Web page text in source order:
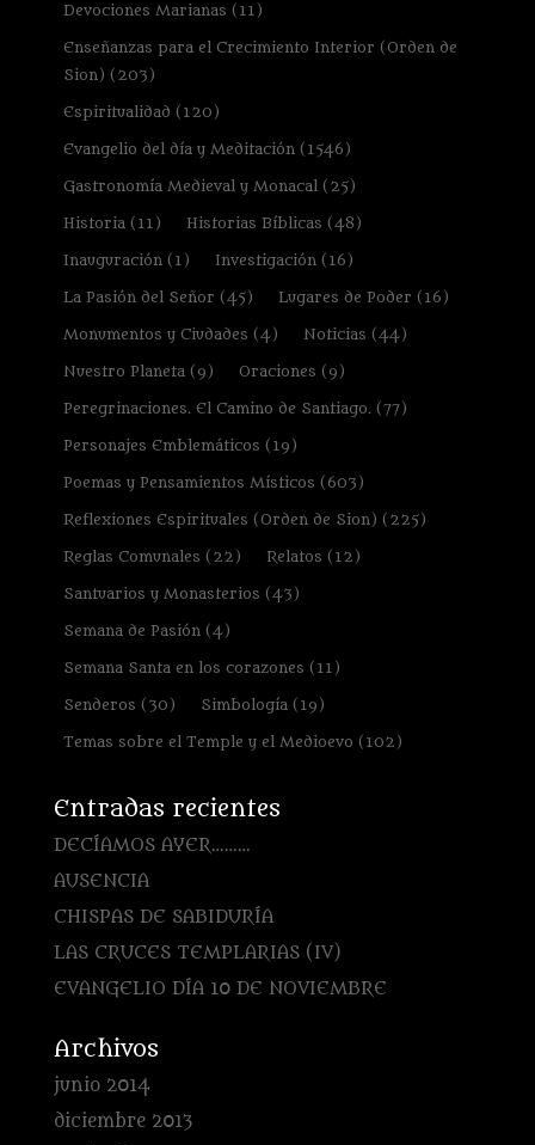
Devociones Marianas (11)
Enseñanzas para el Crecimiento Interior (Orden de
Sion) (203)
Espiritualidad (120)
Evangelio del día y Meditación(1546)
Gastronomía Medieval y Monacal(25)
Historia(11) Historias Bíblicas (48)
Inauguración(1) Investigación(16)
La Pasión del Señor (45) Lugares de Poder (16)
Monumentos y Ciudades (4) Noticias (44)
Nuestro Planeta(9) Oraciones (9)
Peregrinaciones. El Camino de Santiago.(77)
Personajes Emblemáticos (19)
Poemas y Pensamientos Místicos (603)
Reflexiones Espirituales (Orden de Sion) (225)
Reglas Comunales (22) Relatos (12)
Santuarios y Monasterios (43)
Semana de Pasión(4)
Semana Santa en los corazones (11)
Senderos (30) Simbología(19)
Temas sobre el Temple y el Medioevo (102)
Entradas recientes
DECÍAMOS AYER………
AUSENCIA
CHISPAS DE SABIDURÍA
LAS CRUCES TEMPLARIAS (IV)
EVANGELIO DÍA 10 DE NOVIEMBRE
Archivos
junio 2014
diciembre 2013